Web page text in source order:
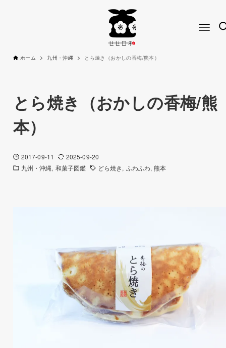
ホーム 九州・沖縄 とら焼き（おかしの香梅/熊本）
とら焼き（おかしの香梅/熊
本）
2017-09-11
2025-09-20
九州・沖縄 和菓子図鑑 どら焼き ふわふわ 熊本